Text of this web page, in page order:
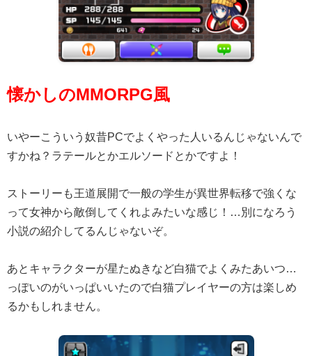
懐かしのMMORPG風
いやーこういう奴昔PCでよくやった人いるんじゃないんで
すかね？ラテールとかエルソードとかですよ！
ストーリーも王道展開で一般の学生が異世界転移で強くな
って女神から敵倒してくれよみたいな感じ！…別になろう
小説の紹介してるんじゃないぞ。
あとキャラクターが星たぬきなど白猫でよくみたあいつ…
っぽいのがいっぱいいたので白猫プレイヤーの方は楽しめ
るかもしれません。